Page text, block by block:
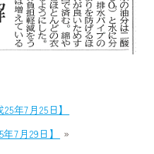
年7月25日】
7月29日】
»